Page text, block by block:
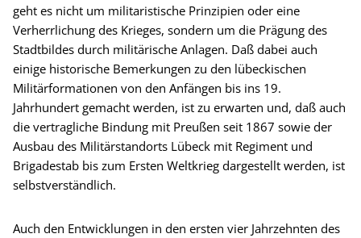
geht es nicht um militaristische Prinzipien oder eine
Verherrlichung des Krieges, sondern um die Prägung des
Stadtbildes durch militärische Anlagen. Daß dabei auch
einige historische Bemerkungen zu den lübeckischen
Militärformationen von den Anfängen bis ins 19.
Jahrhundert gemacht werden, ist zu erwarten und, daß auch
die vertragliche Bindung mit Preußen seit 1867 sowie der
Ausbau des Militärstandorts Lübeck mit Regiment und
Brigadestab bis zum Ersten Weltkrieg dargestellt werden, ist
selbstverständlich.
Auch den Entwicklungen in den ersten vier Jahrzehnten des